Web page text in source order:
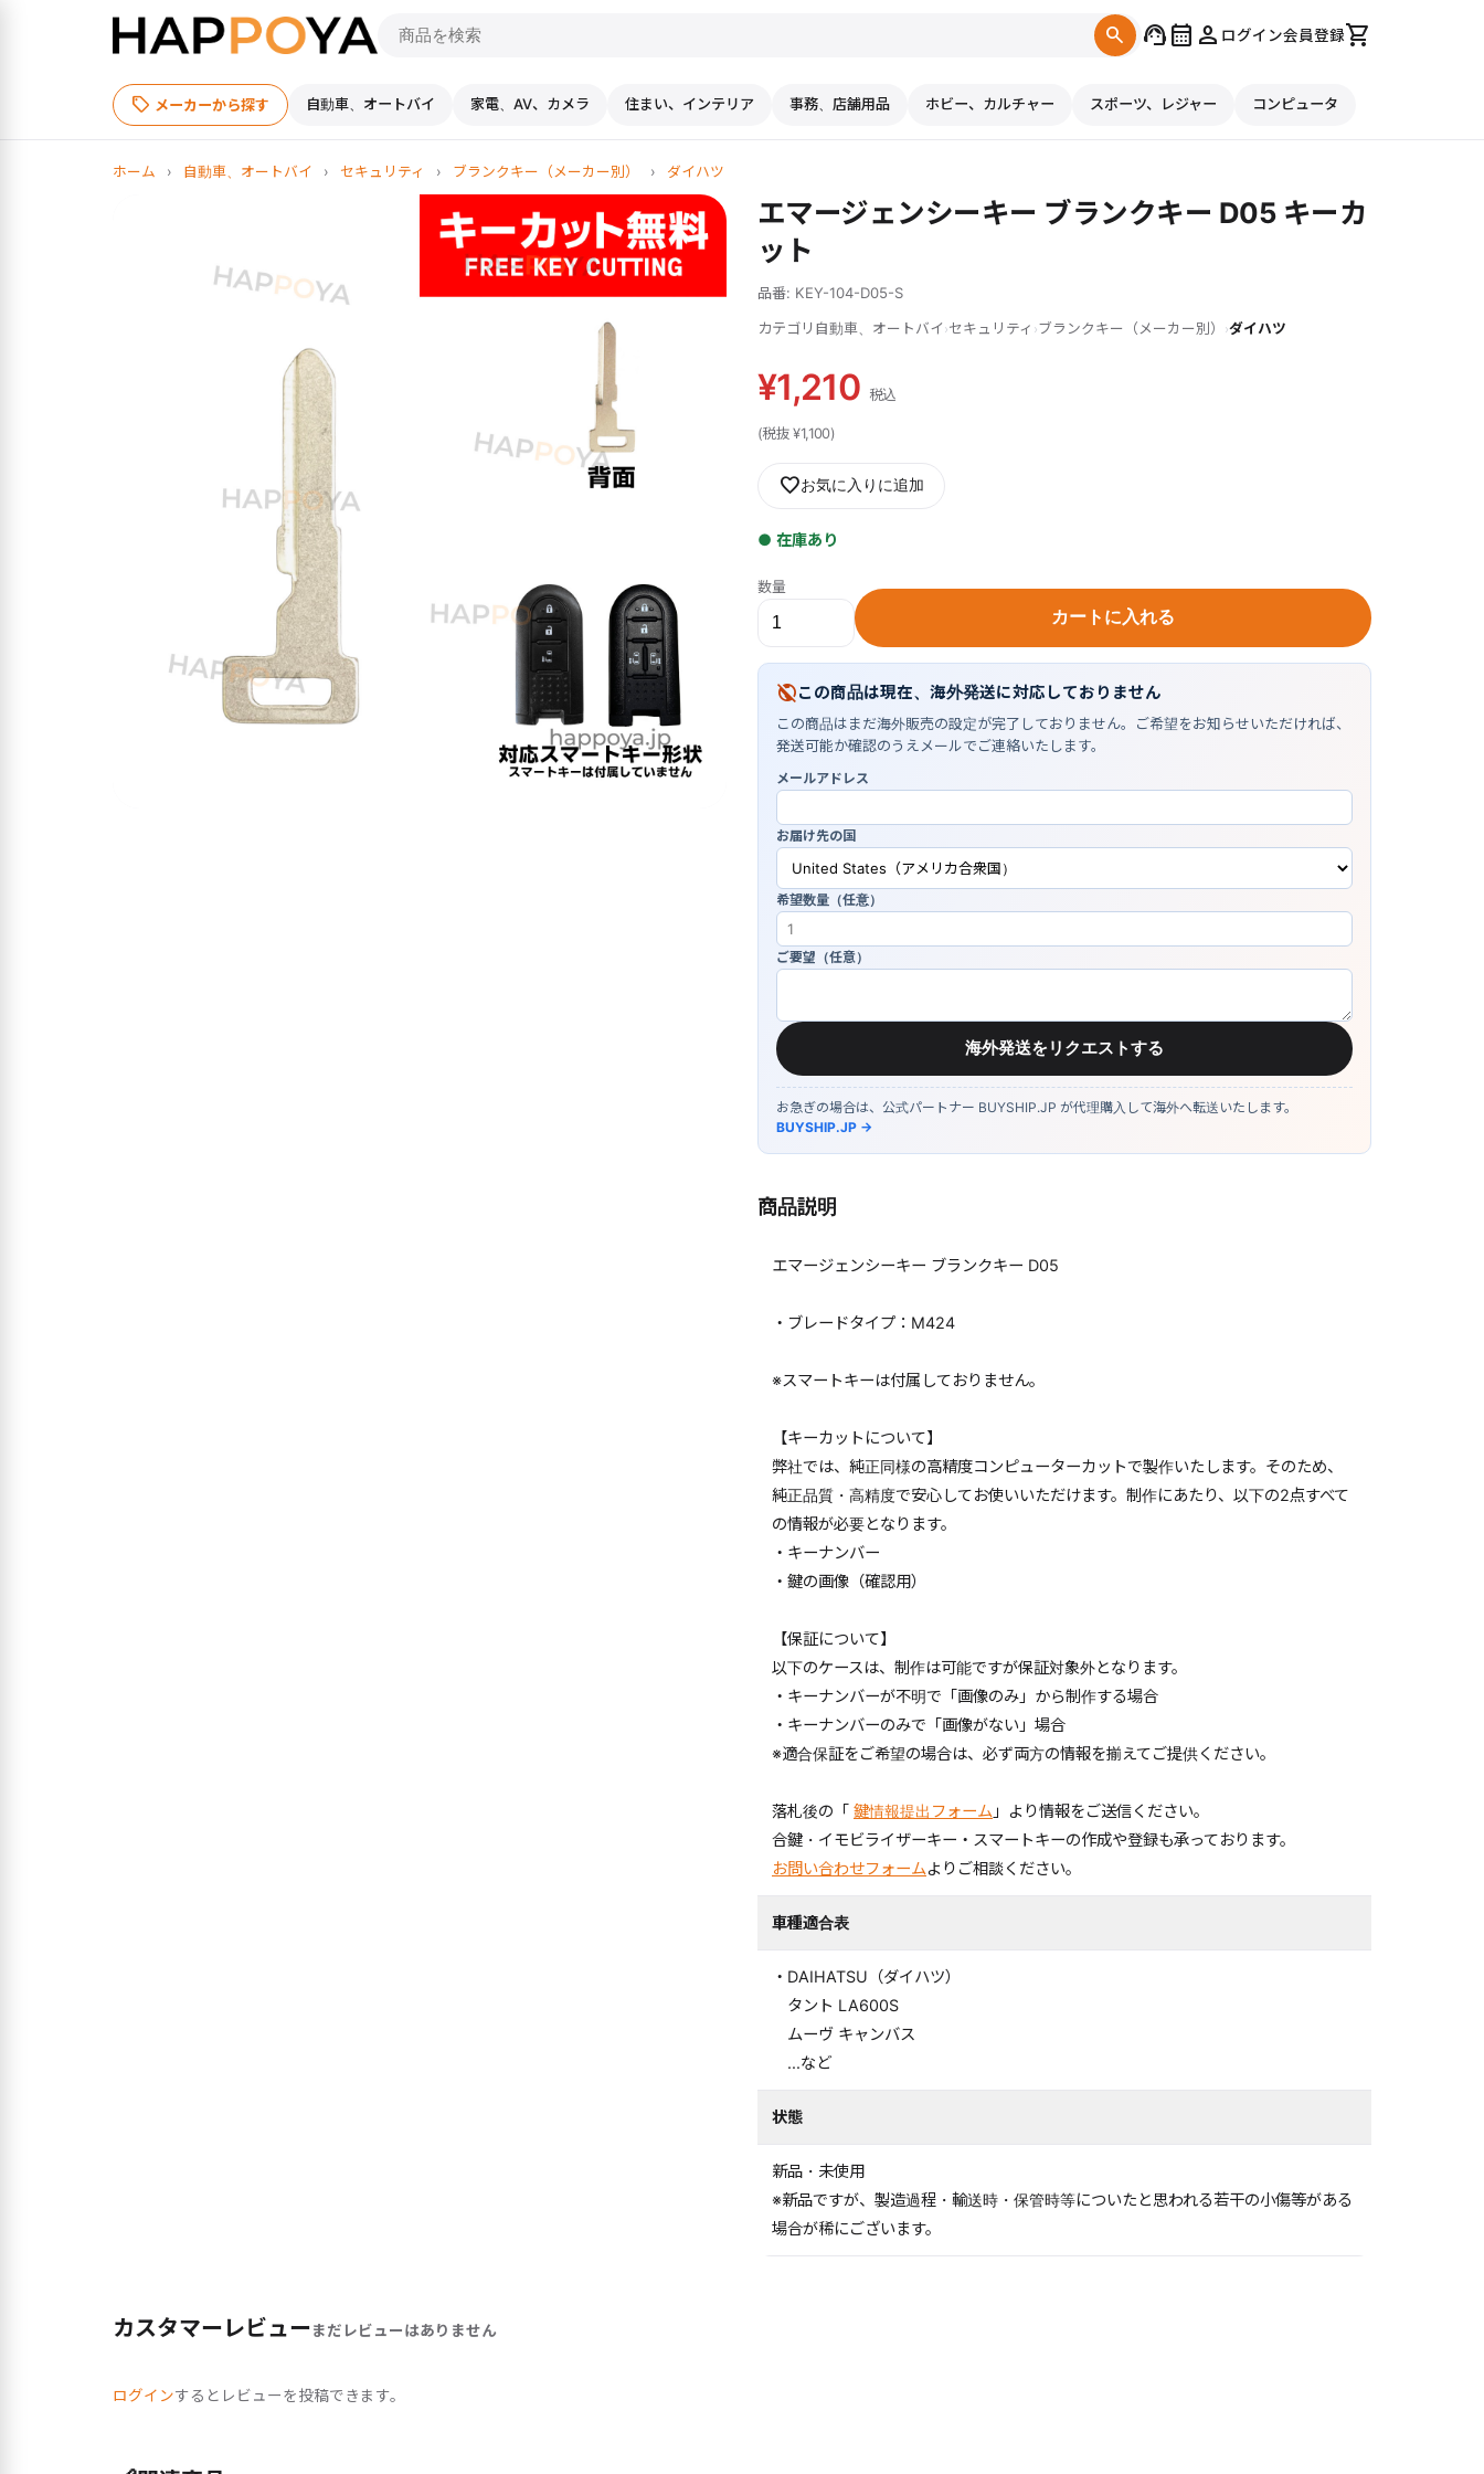
search support_agentcalendar_month person ログイン会員登録shopping_cart
sell メーカーから探す 自動車、オートバイ 家電、AV、カメラ 住まい、インテリア 事務、店舗用品 ホビー、カルチャー スポーツ、レジャー コンピュータ
ホーム › 自動車、オートバイ › セキュリティ › ブランクキー（メーカー別） › ダイハツ
エマージェンシーキー ブランクキー D05 キーカ
ット
品番: KEY-104-D05-S
カテゴリ 自動車、オートバイ›セキュリティ ›ブランクキー（メーカー別） ›ダイハツ
¥1,210 税込
(税抜 ¥1,100)
favoriteお気に入りに追加
● 在庫あり
数量
カートに入れる
public_offこの商品は現在、海外発送に対応しておりません
この商品はまだ海外販売の設定が完了しておりません。ご希望をお知らせいただければ、
発送可能か確認のうえメールでご連絡いたします。
メールアドレス
お届け先の国
希望数量（任意）
ご要望（任意）
海外発送をリクエストする
お急ぎの場合は、公式パートナー BUYSHIP.JP が代理購入して海外へ転送いたします。
BUYSHIP.JP →
商品説明
エマージェンシーキー ブランクキー D05
・ブレードタイプ：M424
※スマートキーは付属しておりません。
【キーカットについて】
弊社では、純正同様の高精度コンピューターカットで製作いたします。そのため、
純正品質・高精度で安心してお使いいただけます。制作にあたり、以下の2点すべて
の情報が必要となります。
・キーナンバー
・鍵の画像（確認用）
【保証について】
以下のケースは、制作は可能ですが保証対象外となります。
・キーナンバーが不明で「画像のみ」から制作する場合
・キーナンバーのみで「画像がない」場合
※適合保証をご希望の場合は、必ず両方の情報を揃えてご提供ください。
落札後の「 鍵情報提出フォーム 」より情報をご送信ください。
合鍵・イモビライザーキー・スマートキーの作成や登録も承っております。
お問い合わせフォームよりご相談ください。
車種適合表
・DAIHATSU（ダイハツ）
タント LA600S
ムーヴ キャンバス
...など
状態
新品・未使用
※新品ですが、製造過程・輸送時・保管時等についたと思われる若干の小傷等がある
場合が稀にございます。
カスタマーレビューまだレビューはありません
ログインするとレビューを投稿できます。